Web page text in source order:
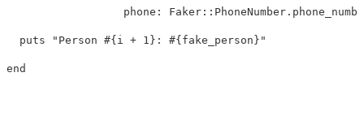
phone: Faker :: PhoneNumber .
puts "Person #{ i + 1 } : #{ fake_person } "
end